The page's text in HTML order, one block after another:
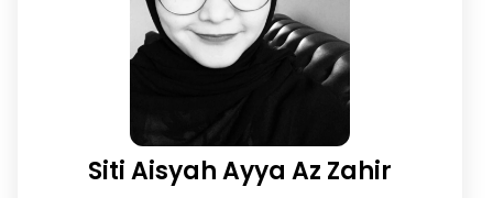
Siti Aisyah Ayya Az Zahir